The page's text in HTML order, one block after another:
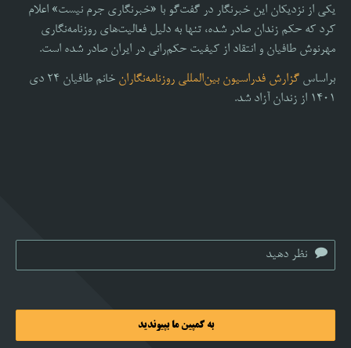
یکی از نزدیکان این خبرنگار در گفت‌گو با «خبرنگاری جرم نیست» اعلام
کرد که حکم زندان صادر شده، تنها به دلیل فعالیت‌های روزنامه‌نگاری
مهرنوش طافیان و انتقاد از کیفیت حکم‌رانی در ایران صادر شده است.
براساس گزارش فدراسیون بین‌المللی روزنامه‌نگاران
خانم طافیان ۲۴ دی
۱۴۰۱ از زندان آزاد شد.
به کمپین ما بپیوندید